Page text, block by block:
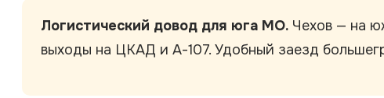
Логистический довод для юга МО. Чехов — на
выходы на ЦКАД и А-107. Удобный заезд